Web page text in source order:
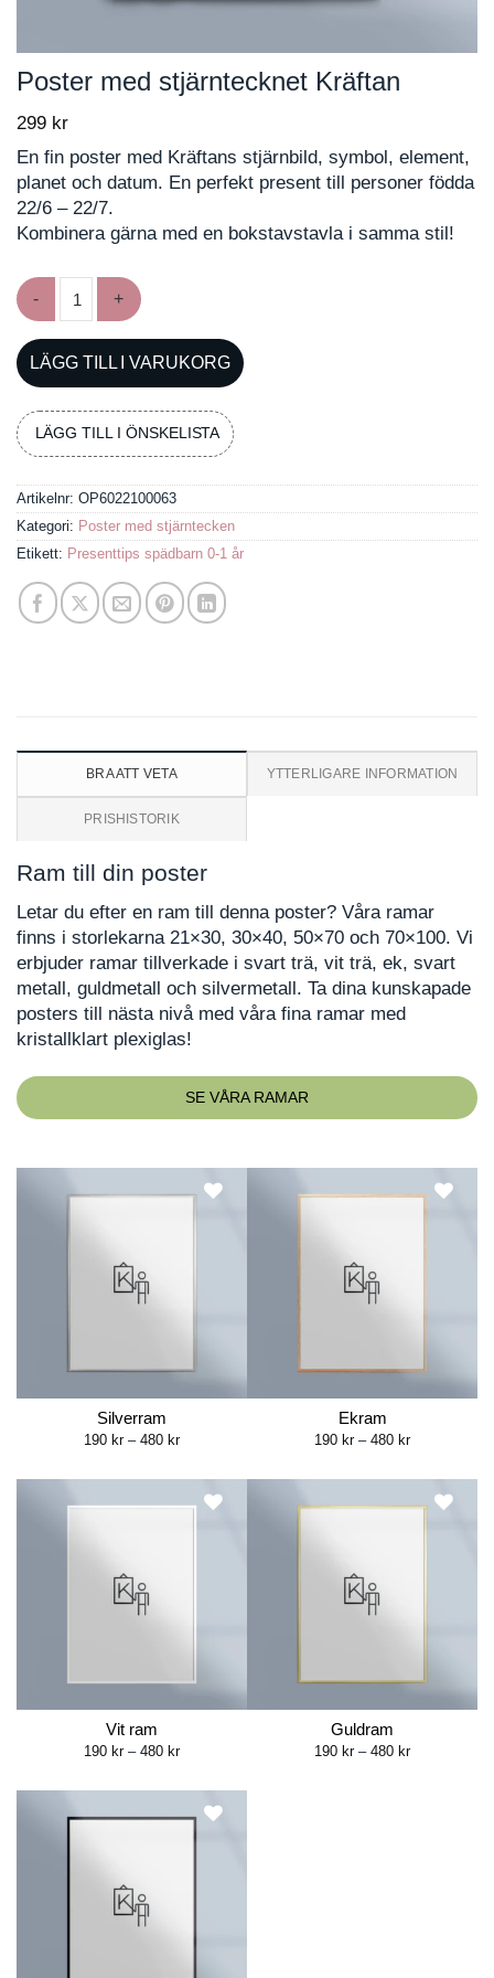
Poster med stjärntecknet Kräftan
299 kr
En fin poster med Kräftans stjärnbild, symbol, element,
planet och datum. En perfekt present till personer födda
22/6 – 22/7.
Kombinera gärna med en bokstavstavla i samma stil!
LÄGG TILL I VARUKORG
LÄGG TILL I ÖNSKELISTA
Artikelnr: OP6022100063
Kategori: Poster med stjärntecken
Etikett: Presenttips spädbarn 0-1 år
BRA ATT VETA YTTERLIGARE INFORMATION
PRISHISTORIK
Ram till din poster
Letar du efter en ram till denna poster? Våra ramar
finns i storlekarna 21×30, 30×40, 50×70 och 70×100. Vi
erbjuder ramar tillverkade i svart trä, vit trä, ek, svart
metall, guldmetall och silvermetall. Ta dina kunskapade
posters till nästa nivå med våra fina ramar med
kristallklart plexiglas!
SE VÅRA RAMAR
Silverram
190 kr – 480 krPrice
through
480 kr
Ekram
190 kr – 480 krPrice
through
480 kr
Vit ram
190 kr – 480 krPrice
through
480 kr
Guldram
190 kr – 480 krPrice